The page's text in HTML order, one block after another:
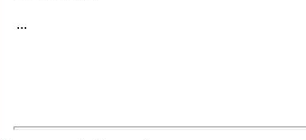
...